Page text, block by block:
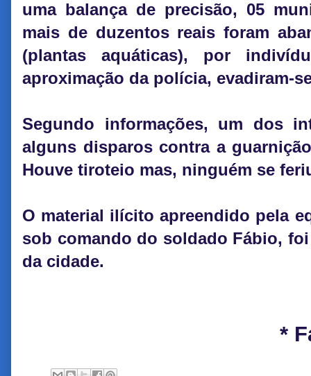
uma balança de precisão, 05
mais de duzentos reais foram
(plantas aquáticas), por
aproximação da polícia, evadiram-
Segundo informações, um dos
alguns disparos contra a
Houve tiroteio mas, ninguém se
O material ilícito apreendido pela
sob comando do soldado Fábio,
da cidade.
*